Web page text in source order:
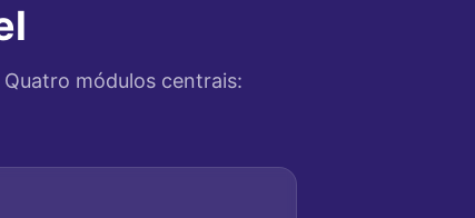
módulos centrais: